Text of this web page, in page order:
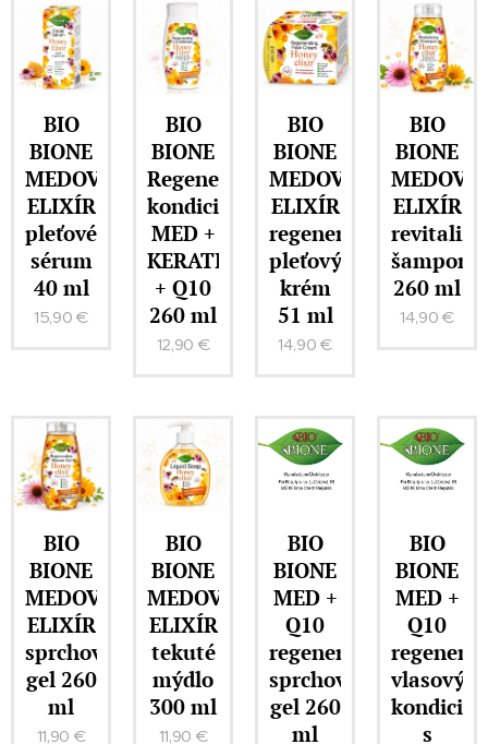
BIO
BIONE
MEDOVÝ
ELIXÍR
pleťové
sérum
40 ml
15,90 €
BIO
BIONE
Regenerační
kondicionér
MED +
KERATIN
+ Q10
260 ml
12,90 €
BIO
BIONE
MEDOVÝ
ELIXÍR
regenerační
pleťový
krém
51 ml
14,90 €
BIO
BIONE
MEDOVÝ
ELIXÍR
šampon
260 ml
14,90 €
BIO
BIONE
MEDOVÝ
ELIXÍR
sprchový
gel 260
ml
11,90 €
BIO
BIONE
MEDOVÝ
ELIXÍR
tekuté
mýdlo
300 ml
11,90 €
BIO
BIONE
MED +
Q10
regenerační
sprchový
gel 260
ml
BIO
BIONE
MED +
Q10
vlasový
s